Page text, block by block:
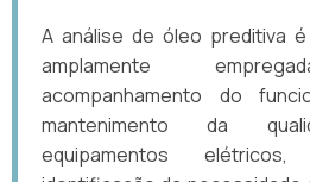
A análise de óleo preditiva
amplamente
acompanhamento do
mantenimento da
equipamentos